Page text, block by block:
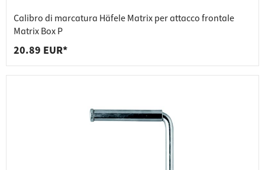
Calibro di marcatura Häfele Matrix per attacco frontale
Matrix Box P
20.89 EUR*